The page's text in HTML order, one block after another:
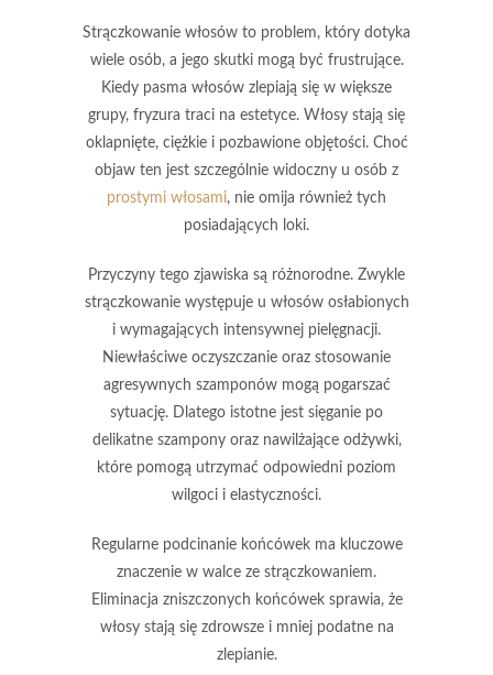
Strączkowanie włosów to problem, który dotyka
wiele osób, a jego skutki mogą być frustrujące.
Kiedy pasma włosów zlepiają się w większe
grupy, fryzura traci na estetyce. Włosy stają się
oklapnięte, ciężkie i pozbawione objętości. Choć
objaw ten jest szczególnie widoczny u osób z
prostymi włosami, nie omija również tych
posiadających loki.
Przyczyny tego zjawiska są różnorodne. Zwykle
strączkowanie występuje u włosów osłabionych
i wymagających intensywnej pielęgnacji.
Niewłaściwe oczyszczanie oraz stosowanie
agresywnych szamponów mogą pogarszać
sytuację. Dlatego istotne jest sięganie po
delikatne szamponyoraz nawilżające odżywki,
które pomogą utrzymać odpowiedni poziom
wilgoci i elastyczności.
Regularne podcinanie końcówek ma kluczowe
znaczenie w walce ze strączkowaniem.
Eliminacja zniszczonych końcóweksprawia, że
włosy stają się zdrowsze i mniej podatne na
zlepianie.